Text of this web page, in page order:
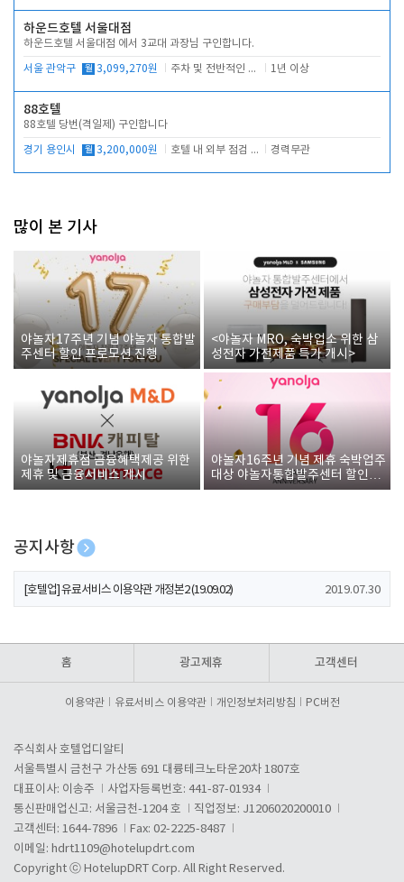
하운드호텔 서울대점
하운드호텔 서울대점 에서 3교대 과장님 구인합니다.
서울 관악구 월 3,099,270원 주차 및 전반적인 당번업무 1년 이상
88호텔
88호텔 당번(격일제) 구인합니다
경기 용인시 월 3,200,000원 호텔 내 외부 점검 및 프런트 운영 경력무관
많이 본 기사
야놀자17주년 기념 야놀자 통합발
주센터 할인 프로모션 진행
<야놀자 MRO, 숙박업소 위한 삼
성전자 가전제품 특가 개시>
야놀자제휴점 금융혜택제공 위한
제휴 및 금융서비스 게시
야놀자16주년 기념 제휴 숙박업주
대상 야놀자통합발주센터 할인쿠
폰 증정
공지사항
[호텔업] 개인정보 처리방침 개정본1 (19.09.02)
[호텔업] 유료서비스 이용약관 개정본2 (19.09.02) 2019.07.30
홈 광고제휴 고객센터
이용약관 유료서비스 이용약관 개인정보처리방침 PC버전
주식회사 호텔업디알티
서울특별시 금천구 가산동 691 대륭테크노타운20차 1807호
대표이사: 이송주
사업자등록번호: 441-87-01934
통신판매업신고: 서울금천-1204 호
직업정보: J1206020200010
고객센터: 1644-7896
Fax: 02-2225-8487
이메일: hdrt1109@hotelupdrt.com
Copyright ⓒ HotelupDRT Corp. All Right Reserved.